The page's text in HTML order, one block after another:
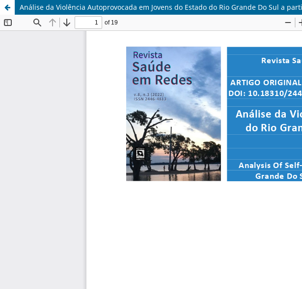
Análise da Violência Autoprovocada em Jovens do Estado do Rio Grande Do Sul a